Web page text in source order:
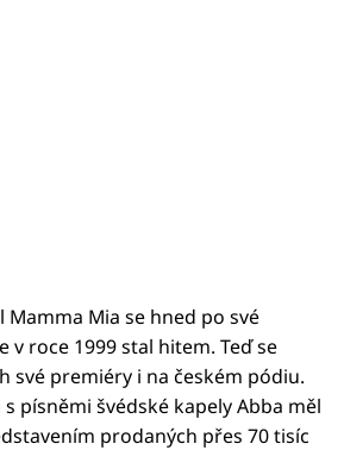
Mamma Mia se hned po své
v roce 1999 stal hitem. Teď se
své premiéry i na českém pódiu.
písněmi švédské kapely Abba měl
prodaných přes 70 tisíc